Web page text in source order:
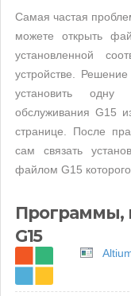
Самая частая
можете открыть
установленной
устройстве.
установить
обслуживания G15
странице. После
сам связать
файлом G15
Программы,
G15